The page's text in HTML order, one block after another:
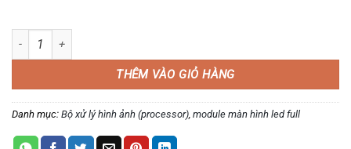
Hộp chứa card sender và chia DVI VDWALL DS4-8 - DS4-8 DVI
THÊM VÀO GIỎ HÀNG
Danh mục: Bộ xử lý hình ảnh (processor) module màn hình led full